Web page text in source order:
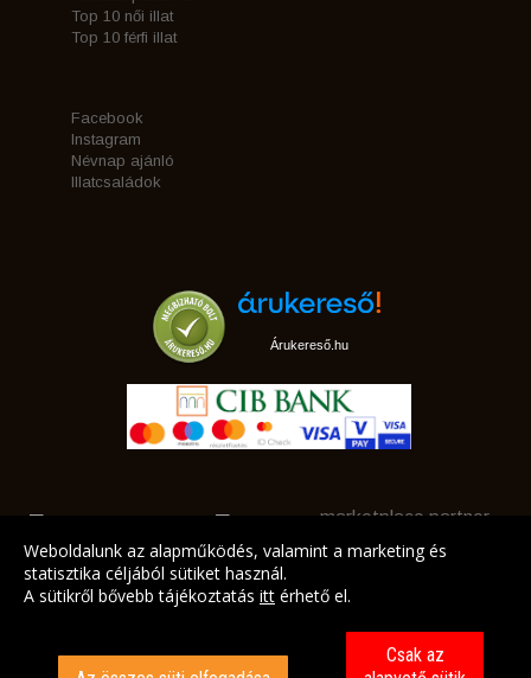
Top 10 női illat
Top 10 férfi illat
Facebook
Instagram
Névnap ajánló
Illatcsaládok
Árukereső.hu
marketplace partner
Weboldalunk az alapműködés, valamint a marketing és
statisztika céljából sütiket használ.
A sütikről bővebb tájékoztatás itt érhető el.
Csak az